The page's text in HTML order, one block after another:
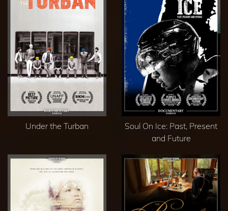
Under the Turban
Soul On Ice: Past, Present
and Future